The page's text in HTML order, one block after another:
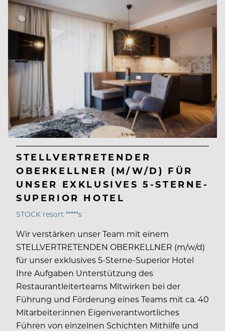
STELLVERTRETENDER
OBERKELLNER (M/W/D) FÜR
UNSER EXKLUSIVES 5-STERNE-
SUPERIOR HOTEL
STOCK resort *****s
Wir verstärken unser Team mit einem
STELLVERTRETENDEN OBERKELLNER (m/w/d)
für unser exklusives 5-Sterne-Superior Hotel
Ihre Aufgaben Unterstützung des
Restaurantleiterteams Mitwirken bei der
Führung und Förderung eines Teams mit ca. 40
Mitarbeiter:innen Eigenverantwortliches
Führen von einzelnen Schichten Mithilfe und